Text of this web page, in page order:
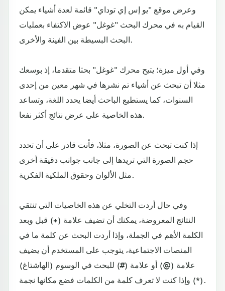
وعرض موقع "يو إس إي توداي" قائمة لعدة أشياء يمكن
القيام به في محرك البحث "غوغل" عوض الاكتفاء بعمليات
البحث البسيطة بين الفينة والأخرى.
وفي أول ميزة؛ يتيح محرك "غوغل" بحثا متقدما، إذ بوسعك
مثلا أن تبحث عن أشياء تم نشرها في شهر معين من إحدى
السنوات، كما يستطيع الباحث أيضا يحدد اللغة، وتساعد
هذه الخاصية على عرض نتائج أكثر نفعا.
إذا كنت تبحث عن الصورة، مثلا، فأنت قادر على أن تحدد
حجم الصورة التي تريدها إلى جانب جوانب دقيقة أخرى
مثل الألوان وحقوق الملكية الفكرية.
وفي حال أردت التخلي عن هذه الخاصيات التي تنتقي
النتائج المعروضة، يمكنك أن تضيف علامة (+) قبل وبعد
الكلمة الأهم في الجملة، وإذا أردت البحث عن كلمة ما في
المنصات الاجتماعية، يتوجب على المستخدم أن يضيف
علامة (@) أو علامة (#) للبحث في الوسوم (الهاشتاغ)
وإذا كنت لا تعرف كلمة من الكلمات فضع مكانها نجمة (*).